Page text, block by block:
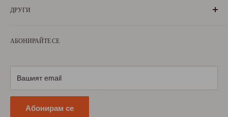
са живели извън границите на България. Екипът ни се
милеещи за нея.
ДРУГИ
Условия за ползване
АБОНИРАЙТЕ СЕ
Вашият email
Абонирам се